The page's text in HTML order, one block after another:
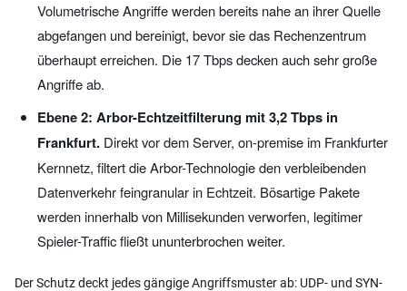
Volumetrische Angriffe werden bereits nahe an ihrer Quelle
abgefangen und bereinigt, bevor sie das Rechenzentrum
überhaupt erreichen. Die 17 Tbps decken auch sehr große
Angriffe ab.
Ebene 2: Arbor-Echtzeitfilterung mit 3,2 Tbps in
Frankfurt. Direkt vor dem Server, on-premise im Frankfurter
Kernnetz, filtert die Arbor-Technologie den verbleibenden
Datenverkehr feingranular in Echtzeit. Bösartige Pakete
werden innerhalb von Millisekunden verworfen, legitimer
Spieler-Traffic fließt ununterbrochen weiter.
Der Schutz deckt jedes gängige Angriffsmuster ab: UDP- und SYN-